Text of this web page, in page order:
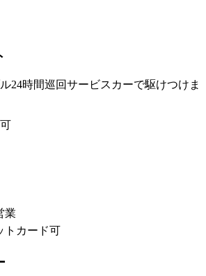
24時間巡回サービスカーで駆けつけま
業
トカード可